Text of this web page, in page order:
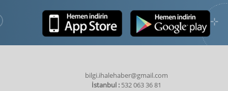
bilgi.ihalehaber@gmail.com
İstanbul :532 063 36 81